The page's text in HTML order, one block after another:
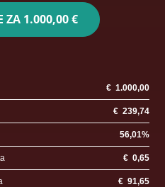
ZA 1.000,00 €
€ 1.000,00
€ 239,74
56,01%
€ 0,65
€ 91,65